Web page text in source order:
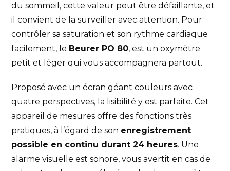
du sommeil, cette valeur peut être défaillante, et
il convient de la surveiller avec attention. Pour
contrôler sa saturation et son rythme cardiaque
facilement, le Beurer PO 80, est un oxymètre
petit et léger qui vous accompagnera partout.
Proposé avec un écran géant couleurs avec
quatre perspectives, la lisibilité y est parfaite. Cet
appareil de mesures offre des fonctions très
pratiques, à l’égard de son enregistrement
possible en continu durant 24 heures. Une
alarme visuelle est sonore, vous avertit en cas de